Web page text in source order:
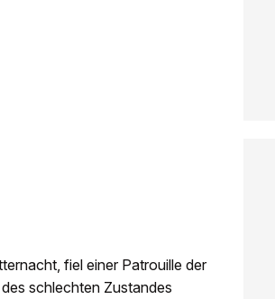
fiel einer Patrouille der
schlechten Zustandes